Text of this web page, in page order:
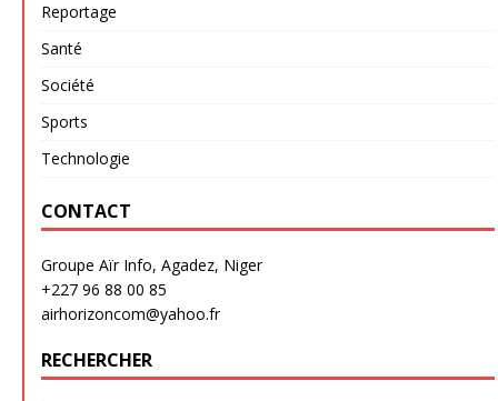
Reportage
Santé
Société
Sports
Technologie
CONTACT
Groupe Aïr Info, Agadez, Niger
+227 96 88 00 85
airhorizoncom@yahoo.fr
RECHERCHER